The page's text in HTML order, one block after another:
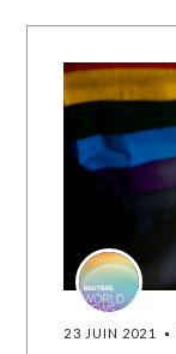
23 JUIN 2021